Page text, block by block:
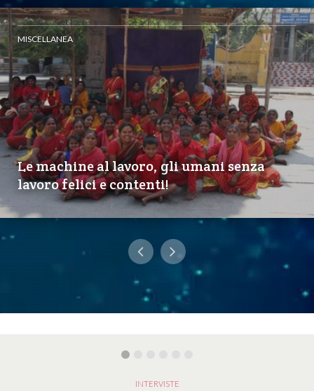
MISCELLANEA
Le machine al lavoro, gli umani senza
lavoro felici e contenti!
INTERVISTE